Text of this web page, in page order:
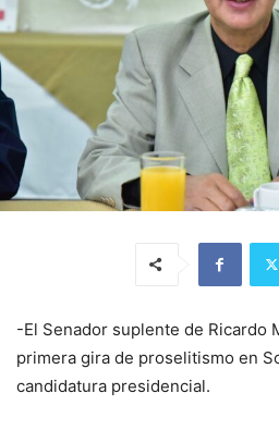
-El Senador suplente de Ricardo
primera gira de proselitismo en
candidatura presidencial.